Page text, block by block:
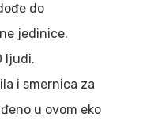
do
jedinice.
ljudi.
i smernica za
u ovom eko